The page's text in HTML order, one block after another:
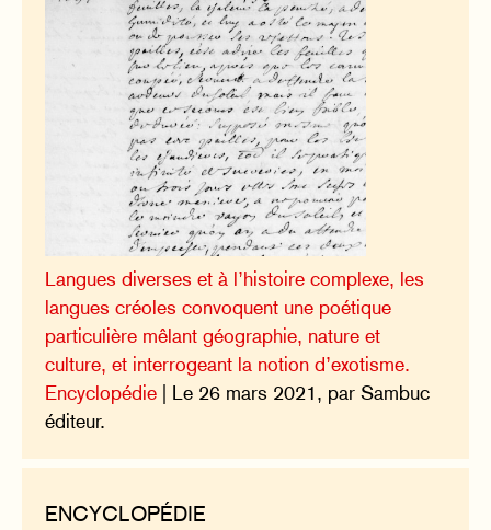
Langues diverses et à l’histoire complexe, les
langues créoles convoquent une poétique
particulière mêlant géographie, nature et
culture, et interrogeant la notion d’exotisme.
Encyclopédie | Le 26 mars 2021, par Sambuc
éditeur.
ENCYCLOPÉDIE